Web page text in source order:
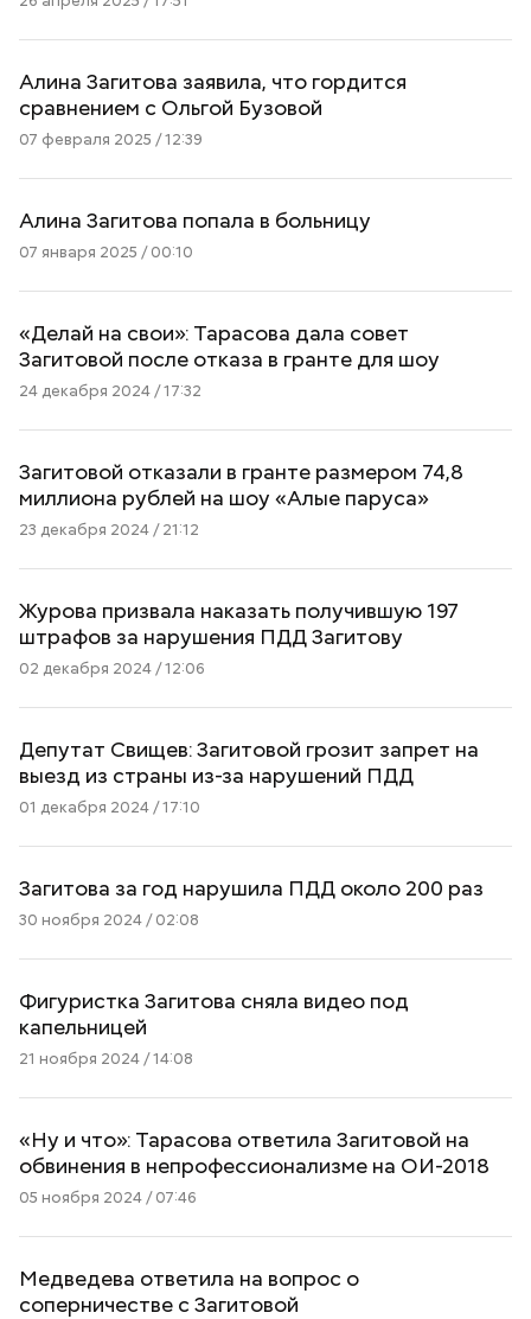
Алина Загитова заявила, что гордится
сравнением с Ольгой Бузовой
07 февраля 2025 / 12:39
Алина Загитова попала в больницу
07 января 2025 / 00:10
«Делай на свои»: Тарасова дала совет
Загитовой после отказа в гранте для шоу
24 декабря 2024 / 17:32
Загитовой отказали в гранте размером 74,8
миллиона рублей на шоу «Алые паруса»
23 декабря 2024 / 21:12
Журова призвала наказать получившую 197
штрафов за нарушения ПДД Загитову
02 декабря 2024 / 12:06
Депутат Свищев: Загитовой грозит запрет на
выезд из страны из-за нарушений ПДД
01 декабря 2024 / 17:10
Загитова за год нарушила ПДД около 200 раз
30 ноября 2024 / 02:08
Фигуристка Загитова сняла видео под
капельницей
21 ноября 2024 / 14:08
«Ну и что»: Тарасова ответила Загитовой на
обвинения в непрофессионализме на ОИ-2018
05 ноября 2024 / 07:46
Медведева ответила на вопрос о
соперничестве с Загитовой